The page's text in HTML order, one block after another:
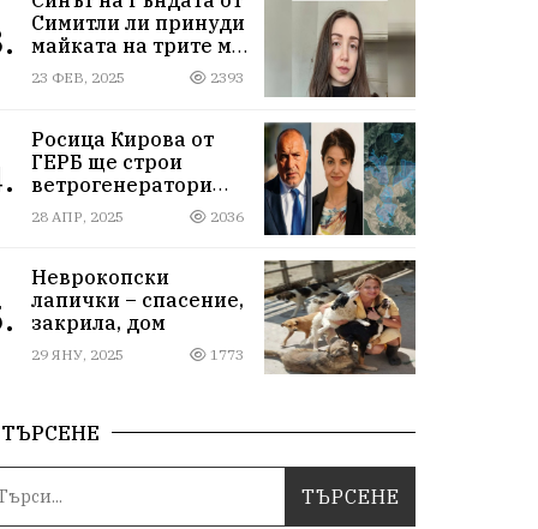
Симитли ли принуди
майката на трите му
деца да се самоубие?
Къде са
23 ФЕВ, 2025 2393
Росица Кирова от
ГЕРБ ще строи
ветрогенератори
върху пасища в
Осоговската планина
28 АПР, 2025 2036
Неврокопски
лапички – спасение,
закрила, дом
29 ЯНУ, 2025 1773
ТЪРСЕНЕ